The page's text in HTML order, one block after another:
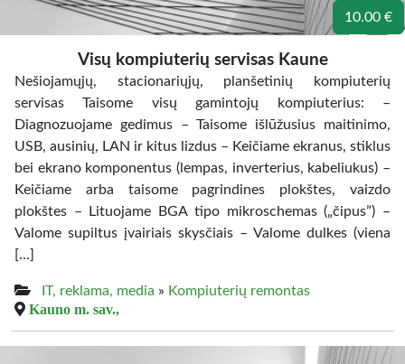
10.00 €
Visų kompiuterių servisas Kaune
Nešiojamųjų, stacionariųjų, planšetinių kompiuterių
servisas Taisome visų gamintojų kompiuterius: –
Diagnozuojame gedimus – Taisome išlūžusius maitinimo,
USB, ausinių, LAN ir kitus lizdus – Keičiame ekranus, stiklus
bei ekrano komponentus (lempas, inverterius, kabeliukus) –
Keičiame arba taisome pagrindines plokštes, vaizdo
plokštes – Lituojame BGA tipo mikroschemas („čipus”) –
Valome supiltus įvairiais skysčiais – Valome dulkes (viena
[…]
IT, reklama, media » Kompiuterių remontas
Kauno m. sav.,